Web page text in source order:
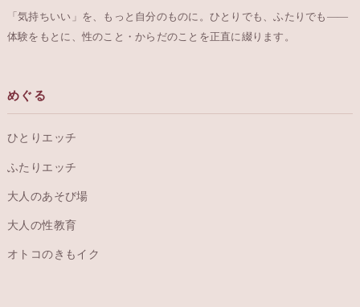
「気持ちいい」を、もっと自分のものに。ひとりでも、ふたりでも——
体験をもとに、性のこと・からだのことを正直に綴ります。
めぐる
ひとりエッチ
ふたりエッチ
大人のあそび場
大人の性教育
オトコのきもイク